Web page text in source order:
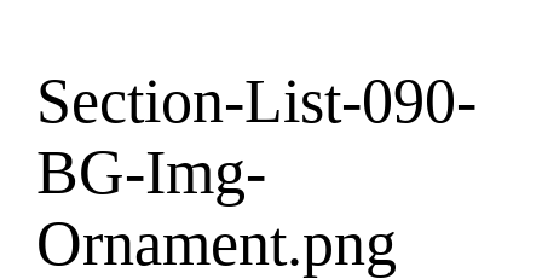
Section-List-090-
BG-Img-
Ornament.png